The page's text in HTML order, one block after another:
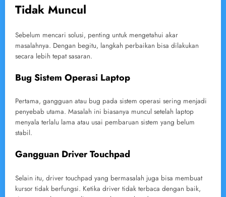
Tidak Muncul
Sebelum mencari solusi, penting untuk mengetahui akar
masalahnya. Dengan begitu, langkah perbaikan bisa dilakukan
secara lebih tepat sasaran.
Bug Sistem Operasi Laptop
Pertama, gangguan atau bug pada sistem operasi sering menjadi
penyebab utama. Masalah ini biasanya muncul setelah laptop
menyala terlalu lama atau usai pembaruan sistem yang belum
stabil.
Gangguan Driver Touchpad
Selain itu, driver touchpad yang bermasalah juga bisa membuat
kursor tidak berfungsi. Ketika driver tidak terbaca dengan baik,